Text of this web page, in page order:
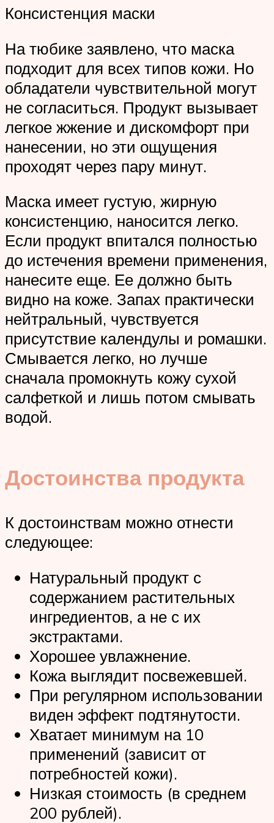
Консистенция маски
На тюбике заявлено, что маска
подходит для всех типов кожи. Но
обладатели чувствительной могут
не согласиться. Продукт вызывает
легкое жжение и дискомфорт при
нанесении, но эти ощущения
проходят через пару минут.
Маска имеет густую, жирную
консистенцию, наносится легко.
Если продукт впитался полностью
до истечения времени применения,
нанесите еще. Ее должно быть
видно на коже. Запах практически
нейтральный, чувствуется
присутствие календулы и ромашки.
Смывается легко, но лучше
сначала промокнуть кожу сухой
салфеткой и лишь потом смывать
водой.
Достоинства продукта
К достоинствам можно отнести
следующее:
Натуральный продукт с
содержанием растительных
ингредиентов, а не с их
экстрактами.
Хорошее увлажнение.
Кожа выглядит посвежевшей.
При регулярном использовании
виден эффект подтянутости.
Хватает минимум на 10
применений (зависит от
потребностей кожи).
Низкая стоимость (в среднем
200 рублей).